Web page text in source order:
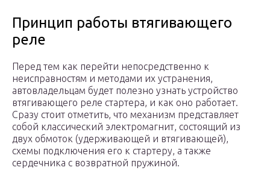
Принцип работы втягивающего
реле
Перед тем как перейти непосредственно к
неисправностям и методами их устранения,
автовладельцам будет полезно узнать устройство
втягивающего реле стартера, и как оно работает.
Сразу стоит отметить, что механизм представляет
собой классический электромагнит, состоящий из
двух обмоток (удерживающей и втягивающей),
схемы подключения его к стартеру, а также
сердечника с возвратной пружиной.